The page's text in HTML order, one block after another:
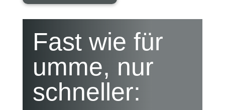
Fast wie für
umme, nur
schneller: